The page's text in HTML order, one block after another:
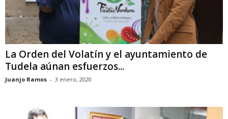
La Orden del Volatín y el ayuntamiento de
Tudela aúnan esfuerzos...
Juanjo Ramos - 3 enero, 2020